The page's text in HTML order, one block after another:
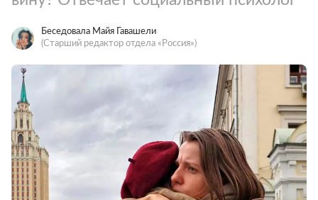
Беседовала Майя Гавашели
(Старший редактор отдела «Россия»)